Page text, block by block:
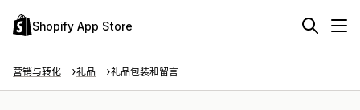
Shopify App Store
营销与转化 礼品 礼品包装和留言